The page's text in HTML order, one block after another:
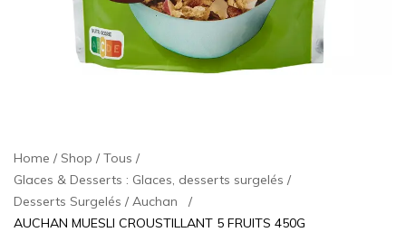
Home Shop
Tous
Glaces & Desserts : Glaces, desserts surgelés
Desserts Surgelés
Auchan
AUCHAN MUESLI CROUSTILLANT 5 FRUITS 450G